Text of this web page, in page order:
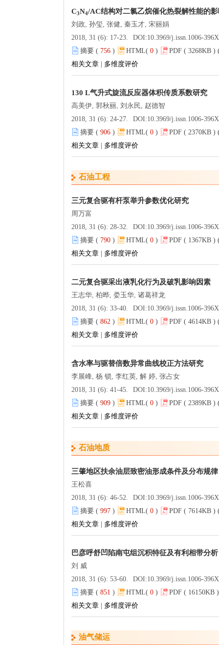
C3N4/AC结构对二氯乙烷催化热裂解性能的
刘政, 孙玺, 张健, 秦玉才, 宋丽娟
2018, 31 (6): 17-23.
DOI:10.3969/j.issn.1006-
摘要 ( 756 ) HTML( 0 )
PDF ( 3268KB )
相关文章
多维度评价
130 L气升式旋流反应器体积传质系数研究
高美伊, 郭秋丽, 刘永民, 赵德智
2018, 31 (6): 24-27.
DOI:10.3969/j.issn.1006-
摘要 ( 906 ) HTML( 0 )
PDF ( 2370KB )
相关文章
多维度评价
石油工程
三元复合驱有杆泵举升参数优化研究
周万富
2018, 31 (6): 28-32.
DOI:10.3969/j.issn.1006-
摘要 ( 790 ) HTML( 0 )
PDF ( 1367KB )
相关文章
多维度评价
二元复合驱采出液乳化行为及破乳影响因素
王志华, 柏晔, 娄玉华, 诸葛祥龙
2018, 31 (6): 33-40.
DOI:10.3969/j.issn.1006-
摘要 ( 862 ) HTML( 0 )
PDF ( 4614KB )
相关文章
多维度评价
含水率与驱替倍数异常曲线校正方法研究
李展峰, 杨 锁, 李红英, 解 婷, 张占女
2018, 31 (6): 41-45.
DOI:10.3969/j.issn.1006-
摘要 ( 909 ) HTML( 0 )
PDF ( 2389KB )
相关文章
多维度评价
石油地质
三肇地区扶余油层致密油形成条件及分布规律
王松喜
2018, 31 (6): 46-52.
DOI:10.3969/j.issn.1006-
摘要 ( 997 ) HTML( 0 )
PDF ( 7614KB )
相关文章
多维度评价
巴彦呼舒凹陷南屯组沉积特征及有利相带分析
刘 威
2018, 31 (6): 53-60.
DOI:10.3969/j.issn.1006-
摘要 ( 851 ) HTML( 0 )
PDF ( 16150KB
相关文章
多维度评价
油气储运